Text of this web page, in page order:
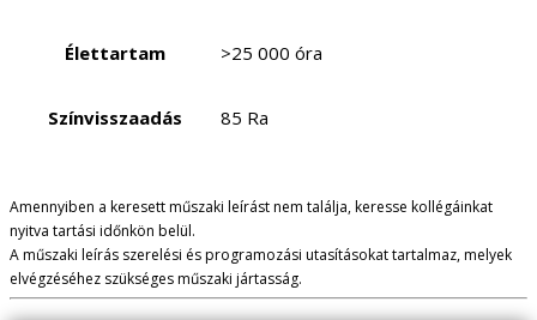
Élettartam >25 000 óra
Színvisszaadás 85 Ra
Amennyiben a keresett műszaki leírást nem találja, keresse kollégáinkat
nyitva tartási időnkön belül.
A műszaki leírás szerelési és programozási utasításokat tartalmaz, melyek
elvégzéséhez szükséges műszaki jártasság.